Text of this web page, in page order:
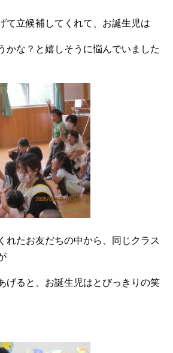
て立候補してくれて、お誕生児は
かな？と嬉しそうに悩んでいました
れたお友だちの中から、同じクラス
げると、お誕生児はとびっきりの笑